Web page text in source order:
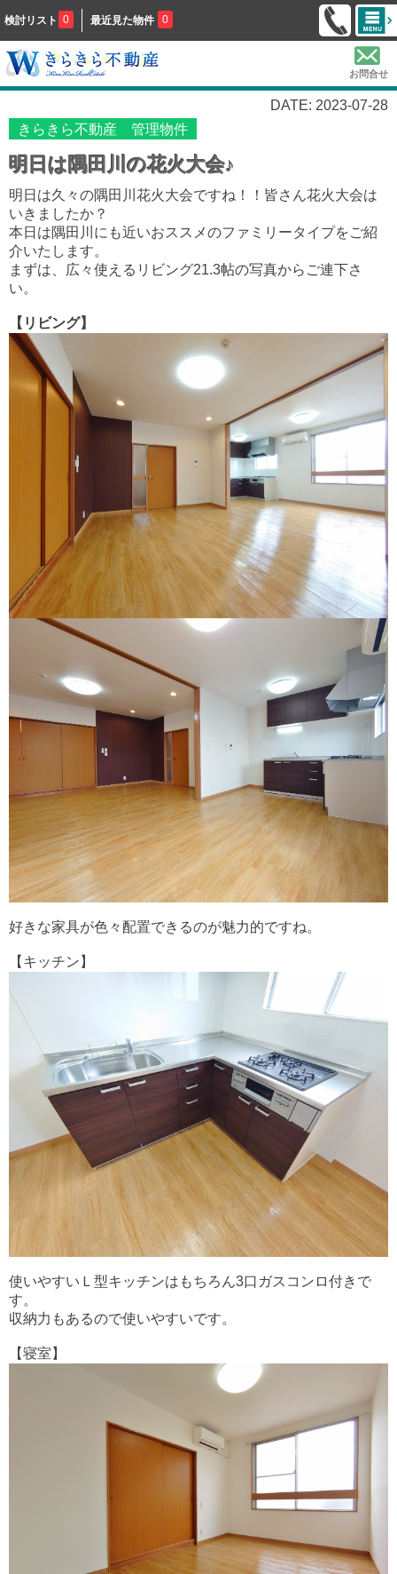
検討リスト 0 最近見た物件 0
お問合せ
DATE: 2023-07-28
きらきら不動産 管理物件
明日は隅田川の花火大会♪
明日は久々の隅田川花火大会ですね！！皆さん花火大会は
いきましたか？
本日は隅田川にも近いおススメのファミリータイプをご紹
介いたします。
まずは、広々使えるリビング21.3帖の写真からご連下さ
い。
【リビング】
好きな家具が色々配置できるのが魅力的ですね。
【キッチン】
使いやすいＬ型キッチンはもちろん3口ガスコンロ付きで
す。
収納力もあるので使いやすいです。
【寝室】